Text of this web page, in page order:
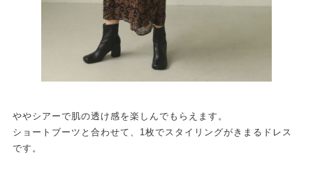
ややシアーで肌の透け感を楽しんでもらえます。
ショートブーツと合わせて、1枚でスタイリングがきまるドレス
です。